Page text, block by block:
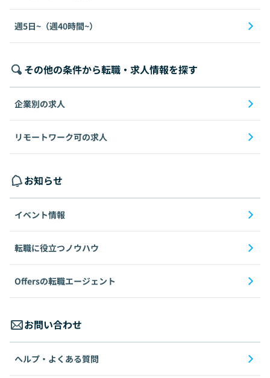
週5日~（週40時間~）
その他の条件から転職・求人情報を探す
企業別の求人
リモートワーク可の求人
お知らせ
イベント情報
転職に役立つノウハウ
Offersの転職エージェント
お問い合わせ
ヘルプ・よくある質問